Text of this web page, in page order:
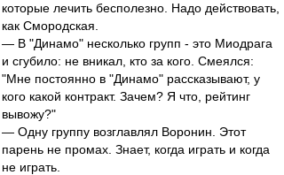
которые лечить бесполезно. Надо действовать,
как Смородская.
— В "Динамо" несколько групп - это Миодрага
и сгубило: не вникал, кто за кого. Смеялся:
"Мне постоянно в "Динамо" рассказывают, у
кого какой контракт. Зачем? Я что, рейтинг
вывожу?"
— Одну группу возглавлял Воронин. Этот
парень не промах. Знает, когда играть и когда
не играть.